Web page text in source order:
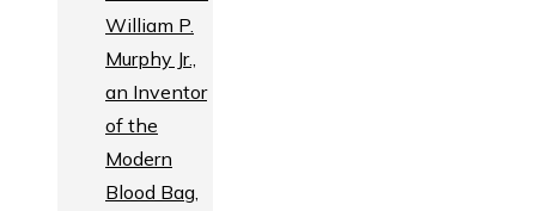
William P.
Murphy Jr.,
an Inventor
of the
Modern
Blood Bag,